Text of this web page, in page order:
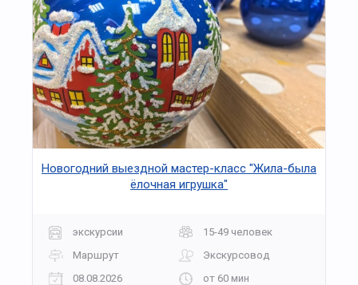
Новогодний выездной мастер-класс "Жила-была
ёлочная игрушка"
экскурсии
15-49 человек
Маршрут
Экскурсовод
08.08.2026
от 60 мин